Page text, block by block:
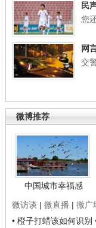
民
您
网
交
微博推荐
中国城市幸福感
微访谈 | 微直播 | 微广
• 橙子打蜡该如何识别